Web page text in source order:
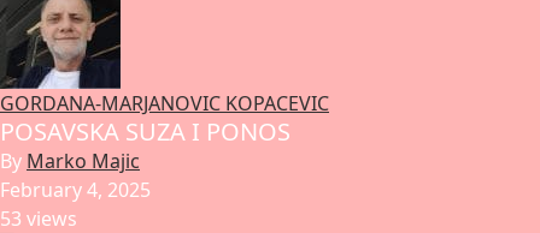
GORDANA-MARJANOVIC KOPACEVIC
POSAVSKA SUZA I PONOS
By Marko Majic
February 4, 2025
53 views